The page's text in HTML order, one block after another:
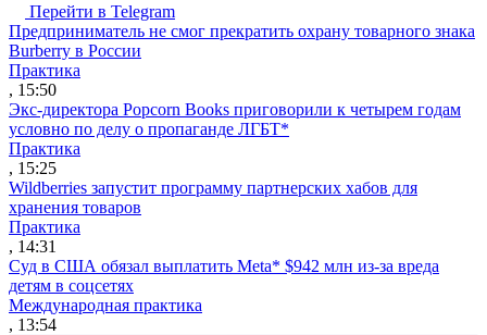
Перейти в Telegram
Предприниматель не смог прекратить охрану товарного знака
Burberry в России
Практика
, 15:50
Экс-директора Popcorn Books приговорили к четырем годам
условно по делу о пропаганде ЛГБТ*
Практика
, 15:25
Wildberries запустит программу партнерских хабов для
хранения товаров
Практика
, 14:31
Суд в США обязал выплатить Meta* $942 млн из-за вреда
детям в соцсетях
Международная практика
, 13:54